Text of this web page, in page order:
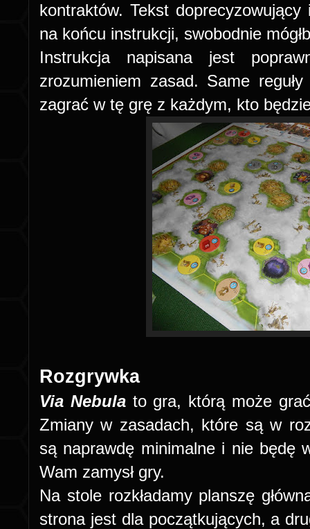
kontraktów. Tekst
na końcu instrukcji, swobodnie
Instrukcja napisana jest
zrozumieniem zasad. Same
zagrać w tę grę z każdym, kto
Rozgrywka
Via Nebulato gra, którą może
Zmiany w zasadach, które są w
są naprawdę minimalne i nie będę
Wam zamysł gry.
Na stole rozkładamy planszę
strona jest dla początkujących, a